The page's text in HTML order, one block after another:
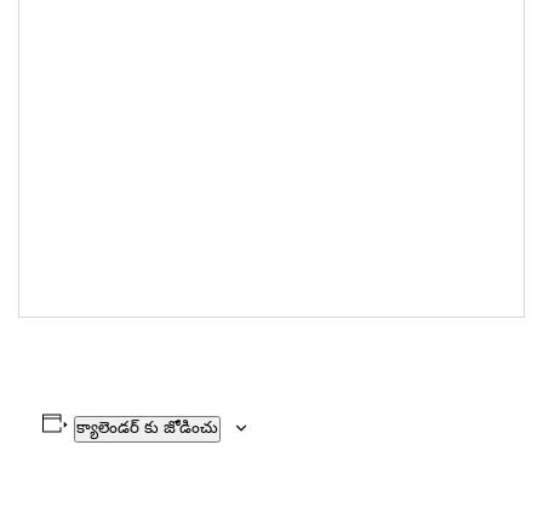
క్యాలెండర్ కు జోడించు